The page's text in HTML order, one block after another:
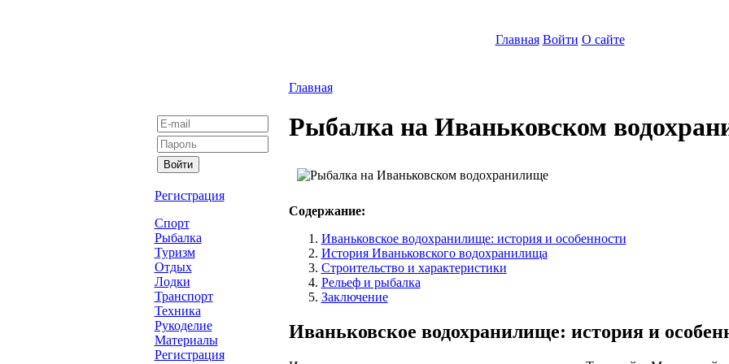
Главная Войти О сайте
Регистрация
Спорт
Рыбалка
Туризм
Отдых
Лодки
Транспорт
Техника
Рукоделие
Материалы
Регистрация
Главная
Рыбалка на Иваньковском
Содержание:
Иваньковское водохранилище: история и особенности
История Иваньковского водохранилища
Строительство и характеристики
Рельеф и рыбалка
Заключение
Иваньковское водохранилище: история и